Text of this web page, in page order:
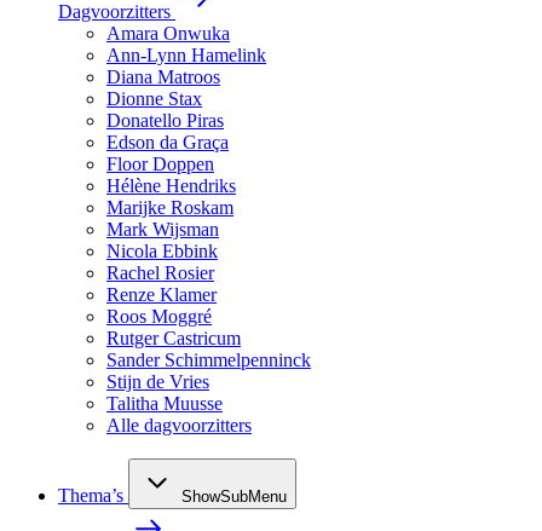
Dagvoorzitters
Amara Onwuka
Ann-Lynn Hamelink
Diana Matroos
Dionne Stax
Donatello Piras
Edson da Graça
Floor Doppen
Hélène Hendriks
Marijke Roskam
Mark Wijsman
Nicola Ebbink
Rachel Rosier
Renze Klamer
Roos Moggré
Rutger Castricum
Sander Schimmelpenninck
Stijn de Vries
Talitha Muusse
Alle dagvoorzitters
Thema’s ShowSubMenu